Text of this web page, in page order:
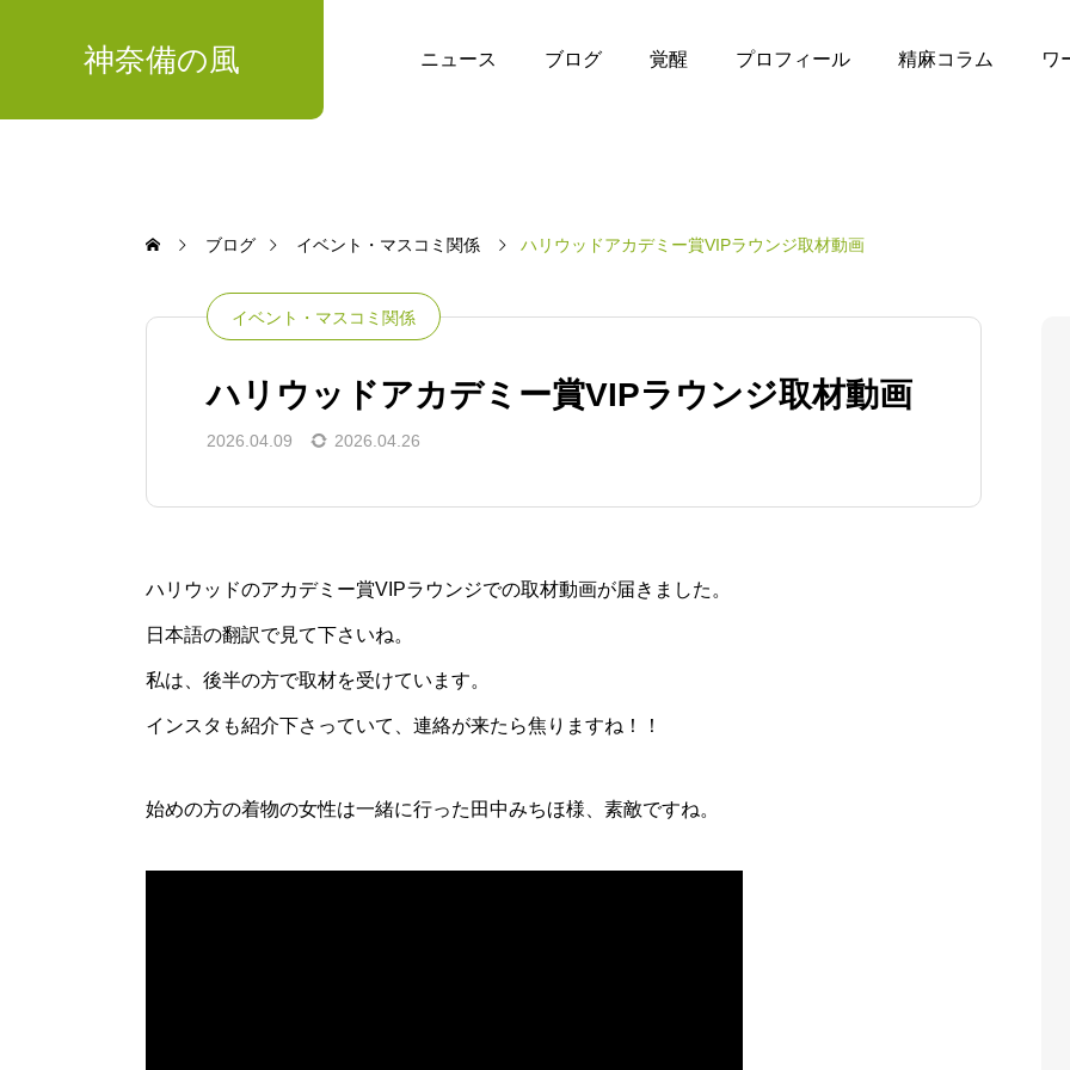
神奈備の風 ニュース ブログ 覚醒 プロフィール 精麻コラム ワ
ブログ イベント・マスコミ関係 ハリウッドアカデミー賞VIPラウンジ取材動画
イベント・マスコミ関係
ハリウッドアカデミー賞VIPラウンジ取材動画
2026.04.09 2026.04.26
ハリウッドのアカデミー賞VIPラウンジでの取材動画が届きました。
日本語の翻訳で見て下さいね。
私は、後半の方で取材を受けています。
インスタも紹介下さっていて、連絡が来たら焦りますね！！
始めの方の着物の女性は一緒に行った田中みちほ様、素敵ですね。